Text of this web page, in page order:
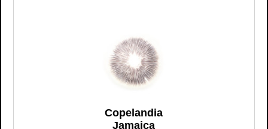
Copelandia
Jamaica